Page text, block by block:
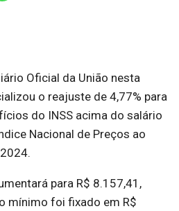
Oficial da União nesta
o reajuste de 4,77% para
do INSS acima do salário
Nacional de Preços ao
para R$ 8.157,41,
mínimo foi fixado em R$